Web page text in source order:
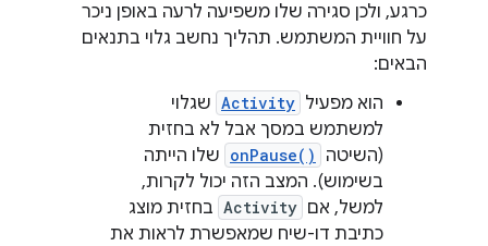
כרגע, ולכן סגירה שלו משפיעה לרעה באופן ניכר
על חוויית המשתמש. תהליך נחשב גלוי בתנאים
הבאים:
הוא מפעיל Activity שגלוי
למשתמש במסך אבל לא בחזית
(השיטה
onPause() שלו הייתה
בשימוש). המצב הזה יכול לקרות,
למשל, אם Activity בחזית מוצג
כתיבת דו-שיח שמאפשרת לראות את